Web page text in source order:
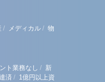
/ メディカル / 物
ト業務なし / 新
済 / 1億円以上資